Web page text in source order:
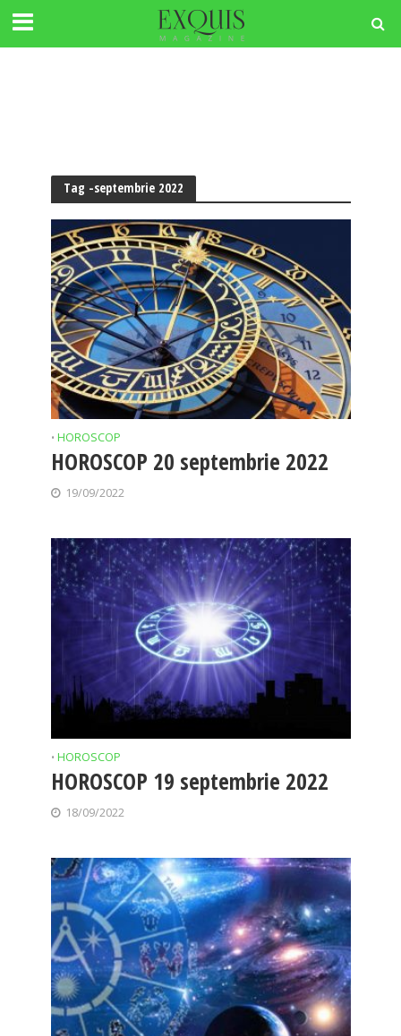
Tag -septembrie 2022
• HOROSCOP
HOROSCOP 20 septembrie 2022
19/09/2022
• HOROSCOP
HOROSCOP 19 septembrie 2022
18/09/2022